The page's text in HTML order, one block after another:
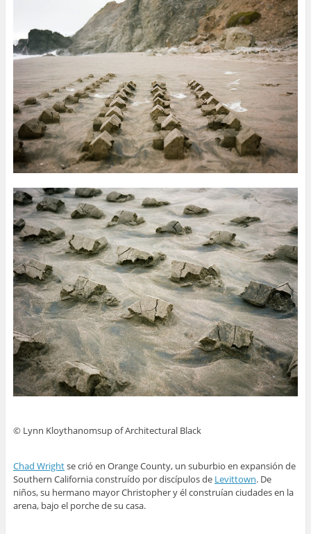
© Lynn Kloythanomsup of Architectural Black
Chad Wrightse crió en Orange County, un suburbio en expansión de
Southern California construído por discípulos de Levittown. De
niños, su hermano mayor Christopher y él construían ciudades en la
arena, bajo el porche de su casa.